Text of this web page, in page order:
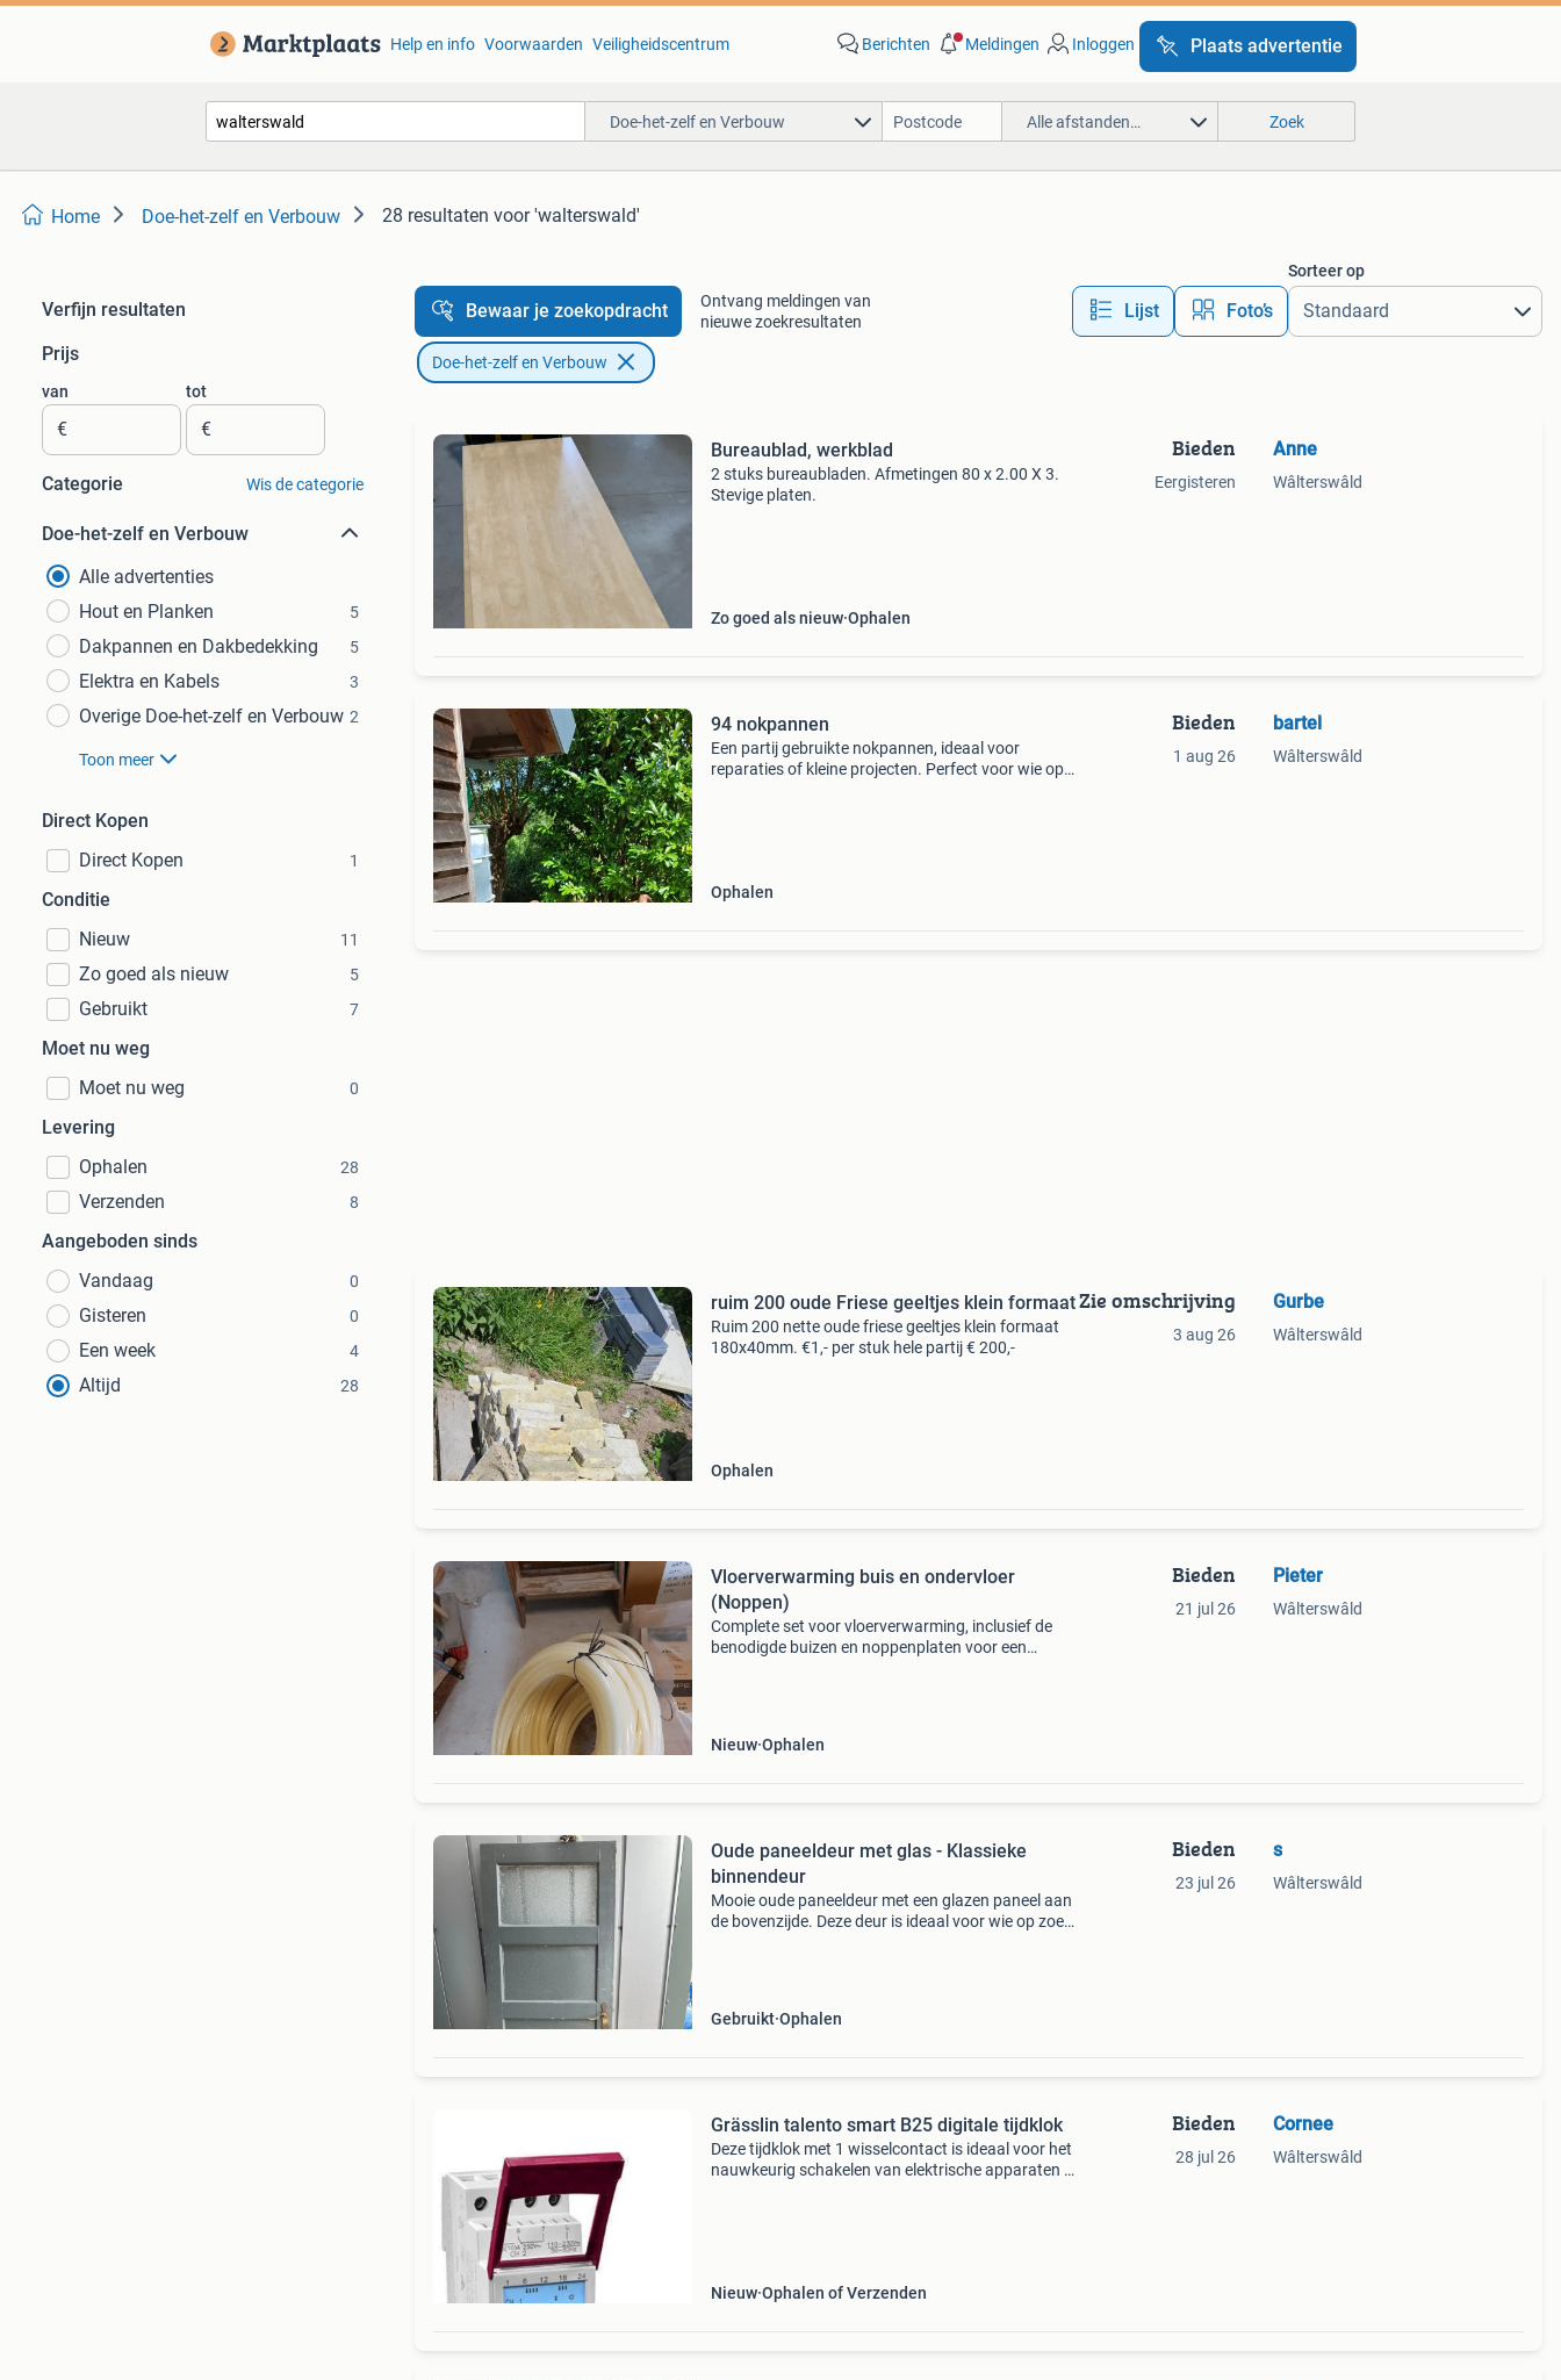
Help en info Voorwaarden Veiligheidscentrum Berichten Meldingen Inloggen Plaats advertentie
Doe-het-zelf en Verbouw Alle afstanden… Zoek
Home Doe-het-zelf en Verbouw 28 resultaten voor 'walterswald'
Verfijn resultaten
Prijs
van
€
tot
€
Categorie Wis de categorie
Doe-het-zelf en Verbouw
Alle advertenties
Hout en Planken
5
Dakpannen en Dakbedekking 5
Elektra en Kabels 3
Overige Doe-het-zelf en Verbouw 2
Toon meer
Direct Kopen
Direct Kopen
1
Conditie
Nieuw
11
Zo goed als nieuw 5
Gebruikt 7
Moet nu weg
Moet nu weg
0
Levering
Ophalen
28
Verzenden 8
Aangeboden sinds
Vandaag
0
Gisteren 0
Een week 4
Altijd 28
Bewaar je zoekopdracht
Ontvang meldingen van
nieuwe zoekresultaten
Lijst Foto’s
Sorteer op
Doe-het-zelf en Verbouw
Bureaublad, werkblad
2 stuks bureaubladen. Afmetingen 80 x 2.00 X 3.
Stevige platen.
Zo goed als nieuw Ophalen
Bieden
Eergisteren
Anne
Wâlterswâld
94 nokpannen
Een partij gebruikte nokpannen, ideaal voor
reparaties of kleine projecten. Perfect voor wie op
Ophalen
Bieden
1 aug 26
bartel
Wâlterswâld
ruim 200 oude Friese geeltjes klein formaat
Ruim 200 nette oude friese geeltjes klein formaat
180x40mm. €1,- per stuk hele partij € 200,-
Ophalen
Zie omschrijving
3 aug 26
Gurbe
Wâlterswâld
Vloerverwarming buis en ondervloer
(Noppen)
Complete set voor vloerverwarming, inclusief de
benodigde buizen en noppenplaten voor een
Nieuw Ophalen
Bieden
21 jul 26
Pieter
Wâlterswâld
Oude paneeldeur met glas - Klassieke
binnendeur
Mooie oude paneeldeur met een glazen paneel aan
de bovenzijde. Deze deur is ideaal voor wie op zoek
Gebruikt Ophalen
Bieden
23 jul 26
s
Wâlterswâld
Grässlin talento smart B25 digitale tijdklok
Deze tijdklok met 1 wisselcontact is ideaal voor het
nauwkeurig schakelen van elektrische apparaten of
Nieuw Ophalen of Verzenden
Bieden
28 jul 26
Cornee
Wâlterswâld